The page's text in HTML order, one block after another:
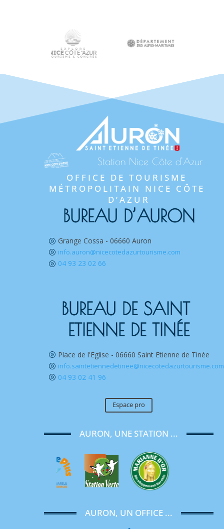
Station Nice Côte d'Azur
OFFICE DE TOURISME
MÉTROPOLITAIN NICE CÔTE
D’AZUR
BUREAU D’AURON
A Grange Cossa - 06660 Auron
A info.auron@nicecotedazurtourisme.com
A 04 93 23 02 66
BUREAU DE SAINT
ETIENNE DE TINÉE
A Place de l'Eglise - 06660 Saint Etienne de Tinée
A info.saintetiennedetinee@nicecotedazurtourisme.com
A 04 93 02 41 96
Espace pro
AURON, UNE STATION ...
AURON, UN OFFICE ...